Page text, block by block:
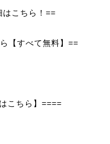
はこちら！==
【すべて無料】==
こちら】====